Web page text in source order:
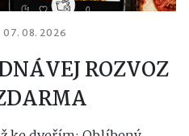
07. 08. 2026
ROZVOZ